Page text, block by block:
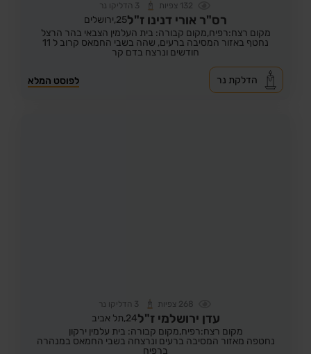
132 צפיות 3 הדליקו נר
רס"ר אורי דנינו ז"ל25, ירושלים
מקום רצח:רפיח,מקום קבורה: בית העלמין הצבאי בהר הרצל
נחטף באזור המסיבה ברעים, שהה בשבי החמאס קרוב ל 11
חודשים ונרצח בדם קר
לפוסט המלא הדלקת נר
268 צפיות 3 הדליקו נר
עדן ירושלמי ז"ל24, תל אביב
מקום רצח:רפיח,מקום קבורה: בית עלמין ירקון
נחטפה מאזור המסיבה ברעים ונרצחה בשבי החמאס במנהרה
ברפיח